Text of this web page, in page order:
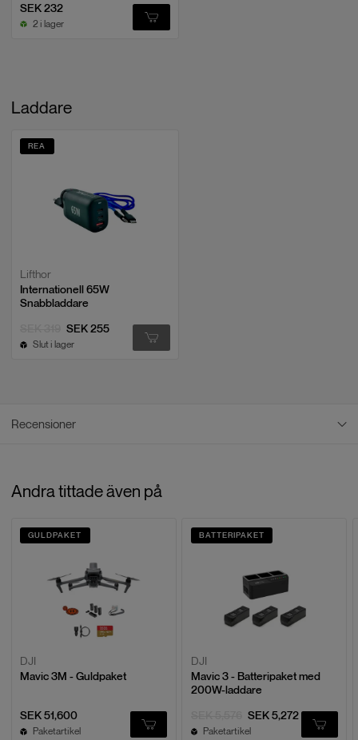
SEK 232
2 i lager
Laddare
REA
Lifthor
Internationell 65W
Snabbladdare
SEK 255
Slut i lager
Recensioner
LÄMNA EN RECENSION
Andra tittade även på
GULDPAKET
DJI
Mavic 3M - Guldpaket
SEK 51,600
Paketartikel
BATTERIPAKET
DJI
Mavic 3 - Batteripaket med
200W-laddare
SEK 5,272
Paketartikel